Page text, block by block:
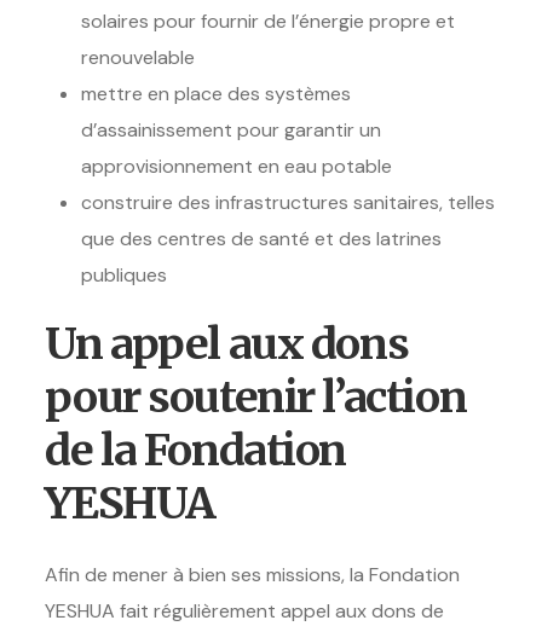
solaires pour fournir de l’énergie propre et
renouvelable
mettre en place des systèmes
d’assainissement pour garantir un
approvisionnement en eau potable
construire des infrastructures sanitaires, telles
que des centres de santé et des latrines
publiques
Un appel aux dons
pour soutenir l’action
de la Fondation
YESHUA
Afin de mener à bien ses missions, la Fondation
YESHUA fait régulièrement appel aux dons de